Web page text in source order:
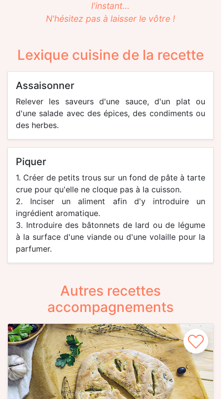
l'instant...
N'hésitez pas à laisser le vôtre !
Lexique cuisine de la recette
assaisonner
Relever les saveurs d'une sauce, d'un plat ou
d'une salade avec des épices, des condiments ou
des herbes.
piquer
1. Créer de petits trous sur un fond de pâte à tarte
crue pour qu'elle ne cloque pas à la cuisson.
2. Inciser un aliment afin d'y introduire un
ingrédient aromatique.
3. Introduire des bâtonnets de lard ou de légume
à la surface d'une viande ou d'une volaille pour la
parfumer.
Autres recettes
accompagnements